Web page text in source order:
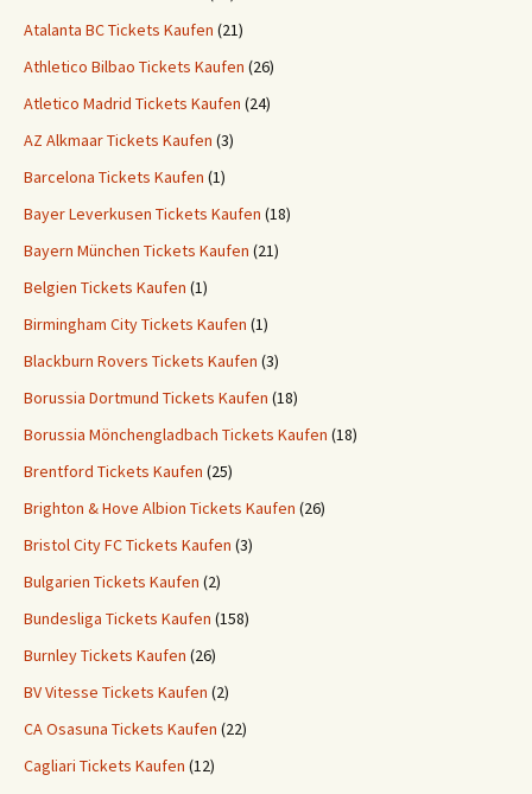
Atalanta BC Tickets Kaufen (21)
Athletico Bilbao Tickets Kaufen (26)
Atletico Madrid Tickets Kaufen (24)
AZ Alkmaar Tickets Kaufen (3)
Barcelona Tickets Kaufen (1)
Bayer Leverkusen Tickets Kaufen (18)
Bayern München Tickets Kaufen (21)
Belgien Tickets Kaufen (1)
Birmingham City Tickets Kaufen (1)
Blackburn Rovers Tickets Kaufen (3)
Borussia Dortmund Tickets Kaufen (18)
Borussia Mönchengladbach Tickets Kaufen (18)
Brentford Tickets Kaufen (25)
Brighton & Hove Albion Tickets Kaufen (26)
Bristol City FC Tickets Kaufen (3)
Bulgarien Tickets Kaufen (2)
Bundesliga Tickets Kaufen (158)
Burnley Tickets Kaufen (26)
BV Vitesse Tickets Kaufen (2)
CA Osasuna Tickets Kaufen (22)
Cagliari Tickets Kaufen (12)